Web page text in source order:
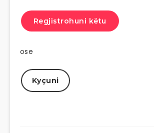
Regjistrohuni këtu
ose
Kyçuni